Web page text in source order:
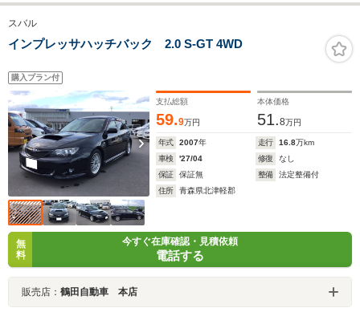
スバル
インプレッサハッチバック 2.0 S-GT 4WD
購入プラン付
支払総額
59.9万円
本体価格
51.8万円
年式 2007年 走行 16.8万km
車検
'27/04 修復
なし
保証
保証無 整備
法定整備付
住所
青森県北津軽郡
無
料
今すぐ在庫確認・見積依頼
電話する
販売店： 鶴田自動車 本店